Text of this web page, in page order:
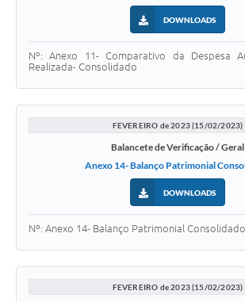
DOWNLOADS
Nº: Anexo 11- Comparativo da Despesa
Realizada- Consolidado
FEVEREIRO de 2023 (15/02/2023)
Balancete de Verificação / Geral
Anexo 14- Balanço Patrimonial
DOWNLOADS
Nº: Anexo 14- Balanço Patrimonial Consolidado
FEVEREIRO de 2023 (15/02/2023)